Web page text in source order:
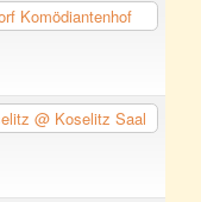
Komödiantenhof
@ Koselitz Saal